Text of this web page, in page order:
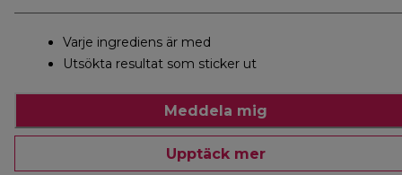
Varje ingrediens är med
Utsökta resultat som sticker ut
Meddela mig
Upptäck mer